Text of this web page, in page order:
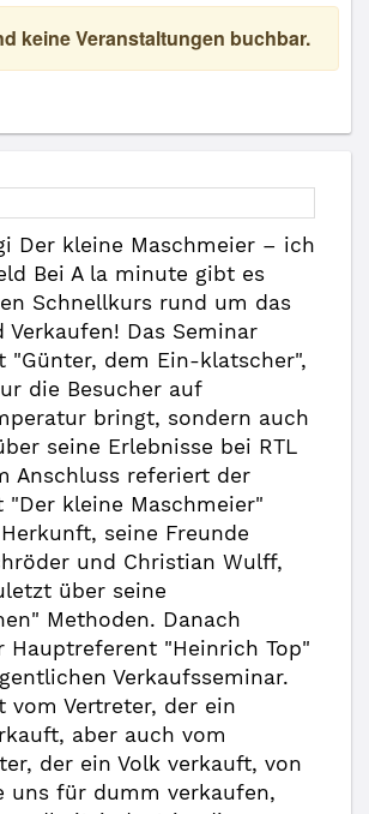
keine Veranstaltungen buchbar.
Der kleine Maschmeier – ich
Bei A la minute gibt es
Schnellkurs rund um das
Verkaufen! Das Seminar
"Günter, dem Ein-klatscher",
die Besucher auf
bringt, sondern auch
seine Erlebnisse bei RTL
Anschluss referiert der
"Der kleine Maschmeier"
seine Freunde
und Christian Wulff,
über seine
Methoden. Danach
Hauptreferent "Heinrich Top"
Verkaufsseminar.
vom Vertreter, der ein
aber auch vom
der ein Volk verkauft, von
uns für dumm verkaufen,